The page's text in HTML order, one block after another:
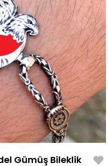
Gümüş Bileklik